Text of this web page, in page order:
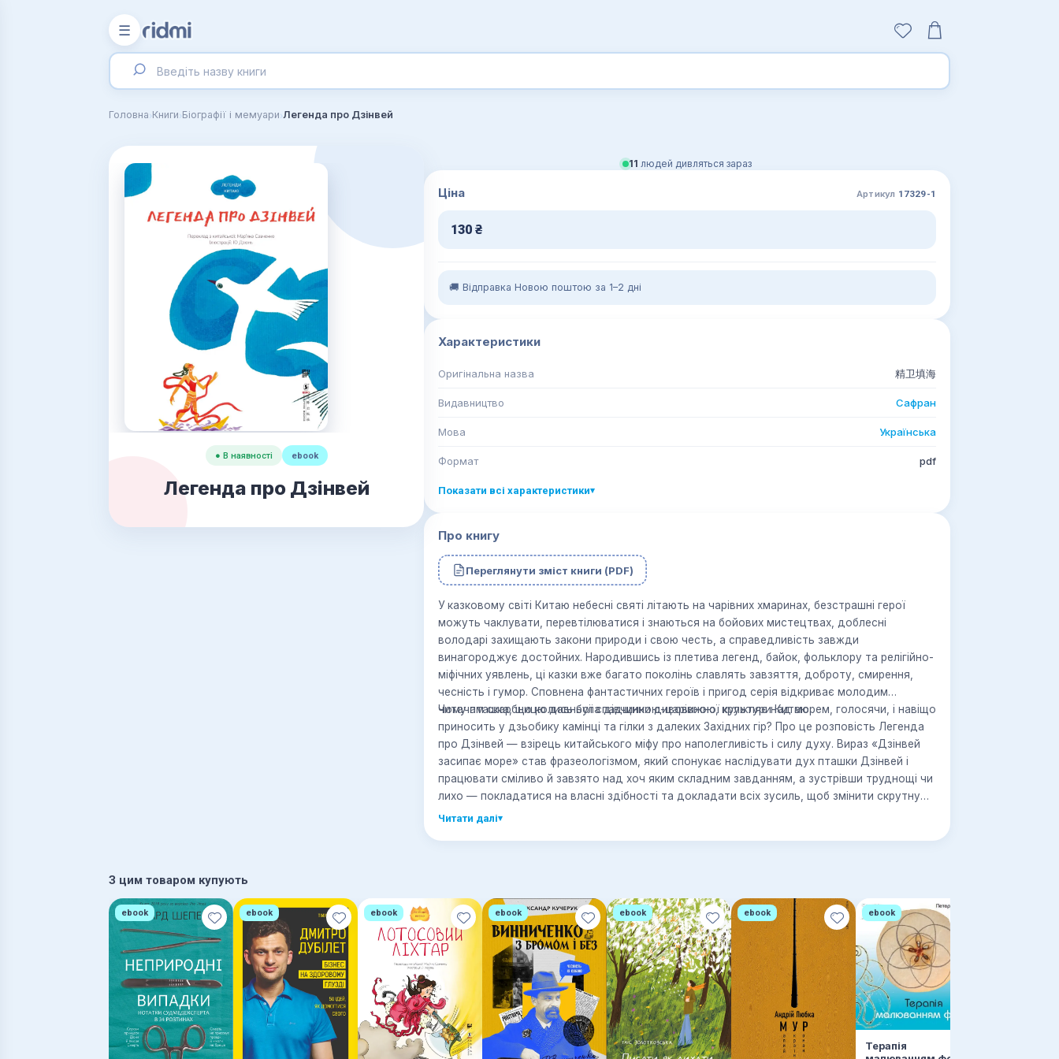
☰
Головна›Книги›Біографії і мемуари›Легенда про Дзінвей
● В наявності ebook
Легенда про Дзінвей
11 людей дивляться зараз
Ціна Артикул 17329-1
130 ₴
🚚 Відправка Новою поштою за 1–2 дні
Характеристики
Оригінальна назва 精卫填海
Видавництво Сафран
Мова Українська
Формат pdf
Показати всі характеристики▾
Про книгу
Переглянути зміст книги (PDF)
У казковому світі Китаю небесні святі літають на чарівних хмаринах, безстрашні герої
можуть чаклувати, перевтілюватися і знаються на бойових мистецтвах, доблесні
володарі захищають закони природи і свою честь, а справедливість завжди
винагороджує достойних. Народившись із плетива легенд, байок, фольклору та релігійно-
міфічних уявлень, ці казки вже багато поколінь славлять завзяття, доброту, смирення,
чесність і гумор. Сповнена фантастичних героїв і пригод серія відкриває молодим
читачам скарбницю давньої спадщини дивовижної культури Китаю.
Чому пташка, що колись була дівчинкою-царівною, кружляє над морем, голосячи, і навіщо
приносить у дзьобику камінці та гілки з далеких Західних гір? Про це розповість Легенда
про Дзінвей — взірець китайського міфу про наполегливість і силу духу. Вираз «Дзінвей
засипає море» став фразеологізмом, який спонукає наслідувати дух пташки Дзінвей і
працювати сміливо й завзято над хоч яким складним завданням, а зустрівши труднощі чи
лихо — покладатися на власні здібності та докладати всіх зусиль, щоб змінити скрутну
ситуацію, а не коритись долі.
Читати далі▾
З цим товаром купують
ebook ebook ebook ebook ebook ebook ebook
Терапія